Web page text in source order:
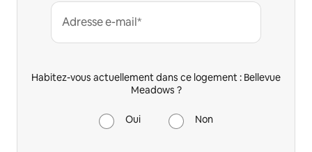
Adresse e-mail*
Habitez-vous actuellement dans ce logement : Bellevue
Meadows ?
Oui Non